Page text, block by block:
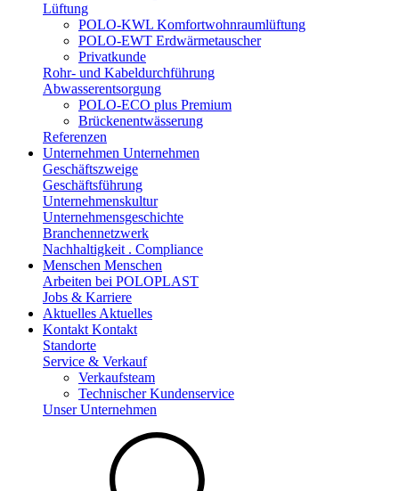
Lüftung
POLO-KWL Komfortwohnraumlüftung
POLO-EWT Erdwärmetauscher
Privatkunde
Rohr- und Kabeldurchführung
Abwasserentsorgung
POLO-ECO plus Premium
Brückenentwässerung
Referenzen
Unternehmen Unternehmen
Geschäftszweige
Geschäftsführung
Unternehmenskultur
Unternehmensgeschichte
Branchennetzwerk
Nachhaltigkeit . Compliance
Menschen Menschen
Arbeiten bei POLOPLAST
Jobs & Karriere
Aktuelles Aktuelles
Kontakt Kontakt
Standorte
Service & Verkauf
Verkaufsteam
Technischer Kundenservice
Unser Unternehmen